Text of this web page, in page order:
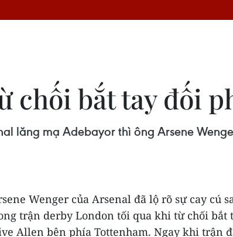
chối bắt tay đối
lăng mạ Adebayor thì ông Arsene
Wenger của Arsenal đã lộ rõ sự cay cú
trận derby London tối qua khi từ chối bắt
Allen bên phía Tottenham. Ngay khi trận